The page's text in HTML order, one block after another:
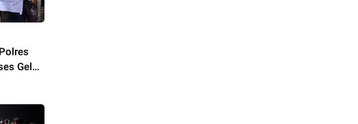
Gelar